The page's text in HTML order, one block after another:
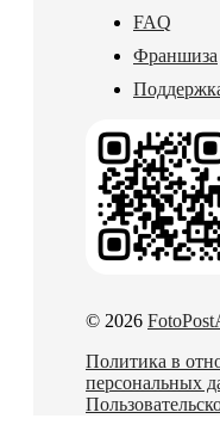
FAQ
Франшиза
© 2026
Политика в
персональных